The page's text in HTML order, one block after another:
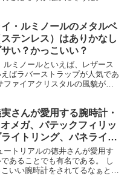
・ルミノールのメタルベ
テンレス）はありかなし
い？かっこいい？
ミノールといえば、レザース
ばラバーストラップが人気であ
ァイアクリスタルの風貌が保
さんが愛用する腕時計・
オメガ、パテックフィリッ
イトリング、パネライ、
ス、ジャガールクルト、
ス、他
トリアルの徳井さんが愛用す
あることでも有名である。 し
いい腕時計をされてるなぁと見